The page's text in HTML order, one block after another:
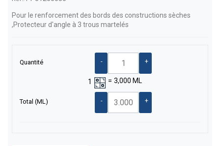
Pour le renforcement des bords des constructions sèches
,Protecteur d'angle à 3 trous martelés
Quantité - +
1 = 3,000 ML
Total (ML) - +